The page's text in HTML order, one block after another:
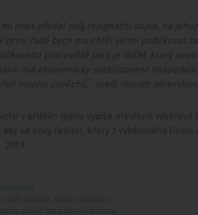
dnes předal svůj rezignační dopis, na
první řadě bych mu chtěl velmi poděkovat
pracoviště jako je IKEM, který
má ekonomicky stabilizované
mnoho úspěchů,“ uvedl ministr
v příštím týdnu vypíše otevřené výběrové
se nový ředitel, který z výběrového řízení
životy
procent, sester o dvanáct
má být pro praktiky povinná